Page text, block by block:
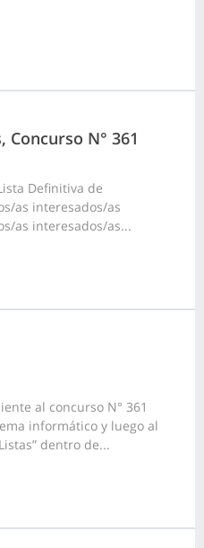
N° 361
Definitiva de
as interesados/as
as interesados/as...
al concurso N° 361
informático y luego al
dentro de...